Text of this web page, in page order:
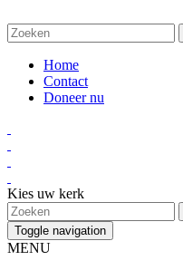
Home
Contact
Doneer nu
Kies uw kerk
Toggle navigation
MENU